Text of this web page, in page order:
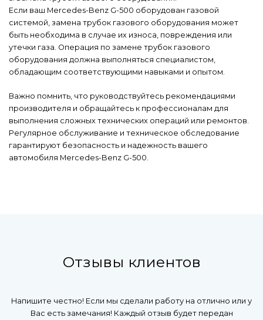
Если ваш Mercedes-Benz G-500 оборудован газовой
системой, замена трубок газового оборудования может
быть необходима в случае их износа, повреждения или
утечки газа. Операция по замене трубок газового
оборудования должна выполняться специалистом,
обладающим соответствующими навыками и опытом.
Важно помнить, что руководствуйтесь рекомендациями
производителя и обращайтесь к профессионалам для
выполнения сложных технических операций или ремонтов.
Регулярное обслуживание и техническое обследование
гарантируют безопасность и надежность вашего
автомобиля Mercedes-Benz G-500.
Отзывы клиентов
Напишите честно! Если мы сделали работу на отлично или у
Вас есть замечания! Каждый отзыв будет передан